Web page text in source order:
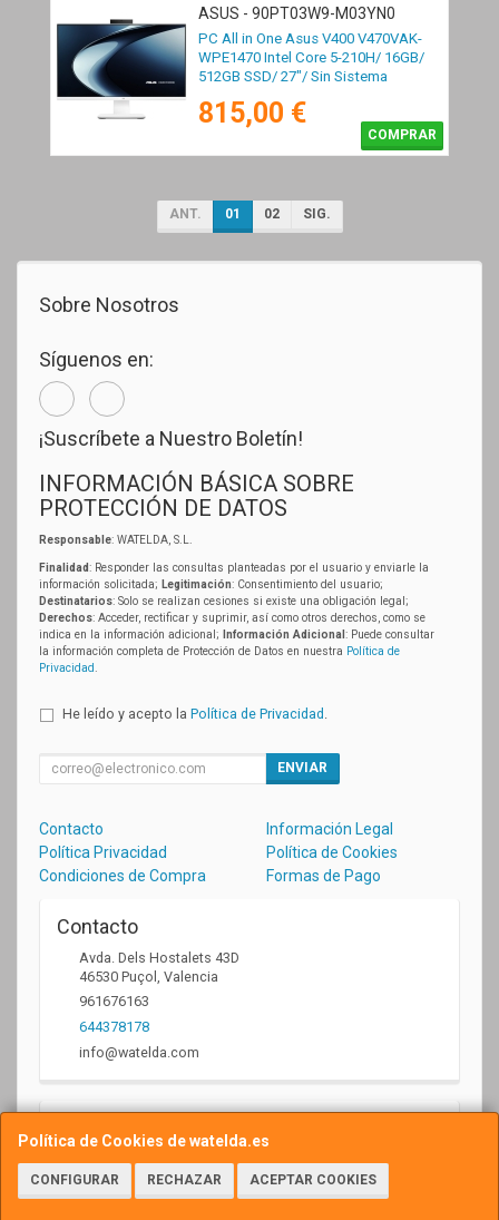
ASUS - 90PT03W9-M03YN0
PC All in One Asus V400 V470VAK-
WPE1470 Intel Core 5-210H/ 16GB/
512GB SSD/ 27"/ Sin Sistema
815,00 €
COMPRAR
ANT. 01 02 SIG.
Política de Cookies de watelda.es
CONFIGURAR RECHAZAR ACEPTAR COOKIES
Sobre Nosotros
Síguenos en:
¡Suscríbete a Nuestro Boletín!
INFORMACIÓN BÁSICA SOBRE
PROTECCIÓN DE DATOS
Responsable: WATELDA, S.L.
Finalidad: Responder las consultas planteadas por el usuario y enviarle la
información solicitada; Legitimación: Consentimiento del usuario;
Destinatarios: Solo se realizan cesiones si existe una obligación legal;
Derechos: Acceder, rectificar y suprimir, así como otros derechos, como se
indica en la información adicional;
Información Adicional : Puede consultar
la información completa de Protección de Datos en nuestra Política de
Privacidad
He leído y acepto la Política de Privacidad
ENVIAR
Contacto
Información Legal
Política Privacidad
Política de Cookies
Condiciones de Compra
Formas de Pago
Contacto
Avda. Dels Hostalets 43D
46530 Puçol
Valencia
961676163
644378178
info@watelda.com